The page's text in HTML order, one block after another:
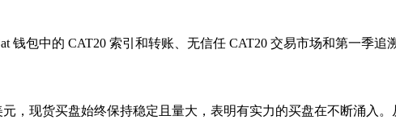
钱包中的 CAT20 索引和转账、无信任 CAT20 交易市场和第一季追
，现货买盘始终保持稳定且量大，表明有实力的买盘在不断涌入